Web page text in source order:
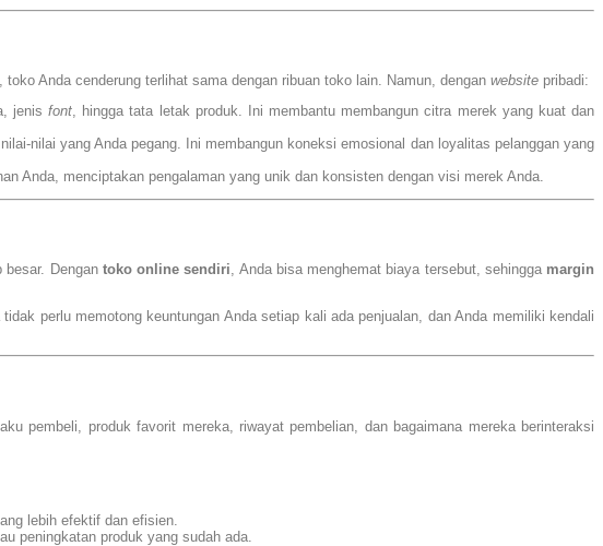
, toko Anda cenderung terlihat sama dengan ribuan toko lain. Namun, dengan website pribadi:
jenisfont, hingga tata letak produk. Ini membantu membangun citra merek yang kuat dan
nilai yang Anda pegang. Ini membangun koneksi emosional dan loyalitas pelanggan yang
Anda, menciptakan pengalaman yang unik dan konsisten dengan visi merek Anda.
besar. Dengan toko online sendiri, Anda bisa menghemat biaya tersebut, sehingga margin
perlu memotong keuntungan Anda setiap kali ada penjualan, dan Anda memiliki kendali
pembeli, produk favorit mereka, riwayat pembelian, dan bagaimana mereka berinteraksi
lebih efektif dan efisien.
peningkatan produk yang sudah ada.